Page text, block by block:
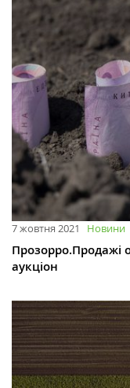
7 жовтня 2021 Новини
Прозорро.Продажі
аукціон